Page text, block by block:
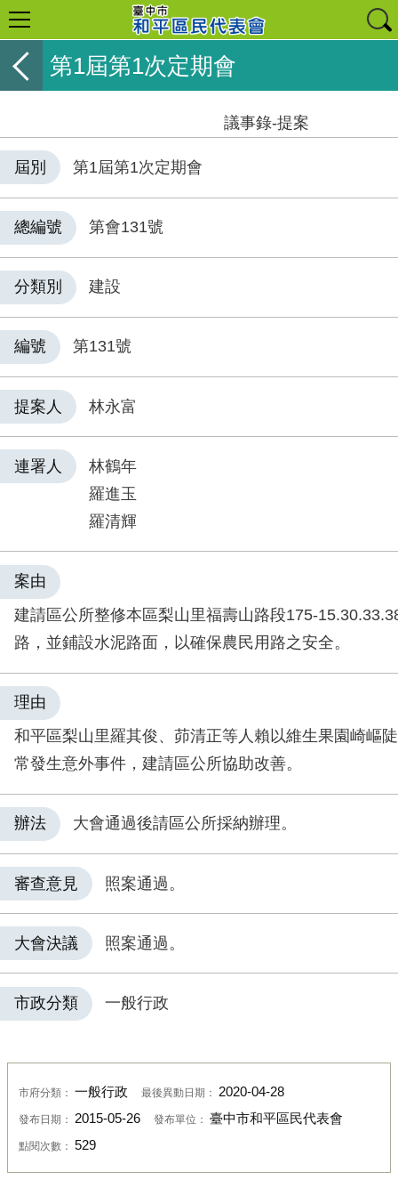
第1屆第1次定期會
議事錄-提案
屆別 第1屆第1次定期會
總編號 第會131號
分類別 建設
編號 第131號
提案人 林永富
連署人
林鶴年
羅進玉
羅清輝
案由
建請區公所整修本區梨山里福壽山路段175-
路，並鋪設水泥路面，以確保農民用路之安全。
理由
和平區梨山里羅其俊、茆清正等人賴以維生果園崎嶇
常發生意外事件，建請區公所協助改善。
辦法 大會通過後請區公所採納辦理。
審查意見 照案通過。
大會決議 照案通過。
市政分類 一般行政
市府分類： 一般行政 最後異動日期： 2020-04-28
發布日期： 2015-05-26 發布單位： 臺中市和平區民代表會
點閱次數： 529